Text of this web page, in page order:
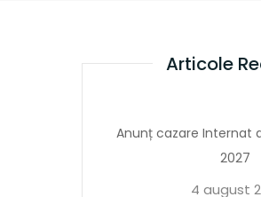
Articole
Anunț cazare Internat
2027
4 august